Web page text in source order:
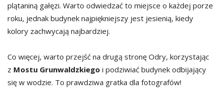
plątaniną gałęzi. Warto odwiedzać to miejsce o każdej porze
roku, jednak budynek najpiękniejszy jest jesienią, kiedy
kolory zachwycają najbardziej.
Co więcej, warto przejść na drugą stronę Odry, korzystając
z Mostu Grunwaldzkiego i podziwiać budynek odbijający
się w wodzie. To prawdziwa gratka dla fotografów!